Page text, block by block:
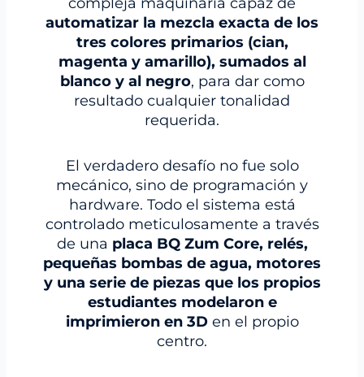
automatizar la mezcla exacta de los
tres colores primarios (cian,
magenta y amarillo), sumados al
blanco y al negro, para dar como
resultado cualquier tonalidad
requerida.
El verdadero desafío no fue solo
mecánico, sino de programación y
hardware. Todo el sistema está
controlado meticulosamente a través
de una placa BQ Zum Core, relés,
pequeñas bombas de agua, motores
y una serie de piezas que los propios
estudiantes modelaron e
imprimieron en 3Den el propio
centro.